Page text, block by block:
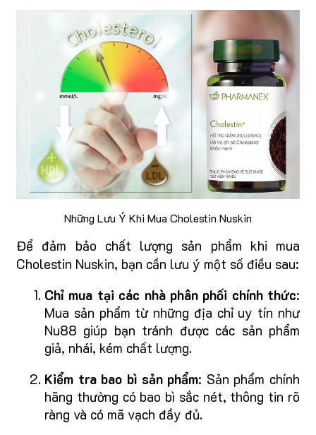
Những Lưu Ý Khi Mua Cholestin Nuskin
Để đảm bảo chất lượng sản phẩm khi mua
Cholestin Nuskin, bạn cần lưu ý một số điều sau:
Chỉ mua tại các nhà phân phối chính thức:
Mua sản phẩm từ những địa chỉ uy tín như
Nu88 giúp bạn tránh được các sản phẩm
giả, nhái, kém chất lượng.
Kiểm tra bao bì sản phẩm: Sản phẩm chính
hãng thường có bao bì sắc nét, thông tin rõ
ràng và có mã vạch đầy đủ.